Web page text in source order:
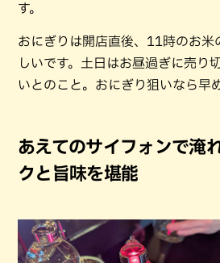
す。
おにぎりは開店直後、11時のお米
しいです。土日はお昼過ぎに売り
いとのこと。おにぎり狙いなら早
あえてのサイフォンで淹
クと旨味を堪能